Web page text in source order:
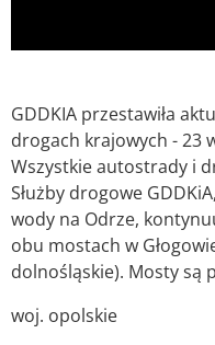
GDDKIA przestawiła
drogach krajowych - 23
Wszystkie autostrady i
Służby drogowe
wody na Odrze,
obu mostach w
dolnośląskie). Mosty są
woj. opolskie